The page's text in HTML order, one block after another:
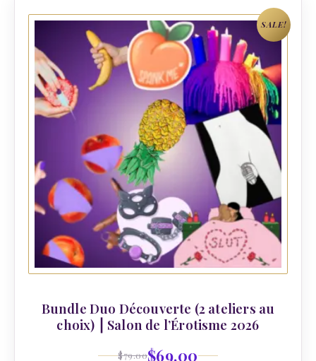
SALE!
Bundle Duo Découverte (2 ateliers au
choix) ⎮ Salon de l’Érotisme 2026
$79.00$69.00